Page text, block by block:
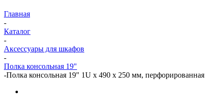
Главная
-
Каталог
-
Аксессуары для шкафов
-
Полка консольная 19"
-Полка консольная 19" 1U x 490 x 250 мм, перфорированная